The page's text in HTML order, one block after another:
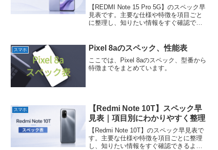
【REDMI Note 15 Pro 5G】のスペック早
見表です。主要な仕様や特徴を項目ごと
に整理し、知りたい情報をすぐ確認でき
スマホ Pixel 8aのスペック、性能表
ここでは、Pixel 8aのスペック、型番から
特徴までをまとめています。
スマホ
【Redmi Note 10T】スペック早
見表｜項目別にわかりやすく整理
【Redmi Note 10T】のスペック早見表で
す。主要な仕様や特徴を項目ごとに整理
し、知りたい情報をすぐ確認できるよう